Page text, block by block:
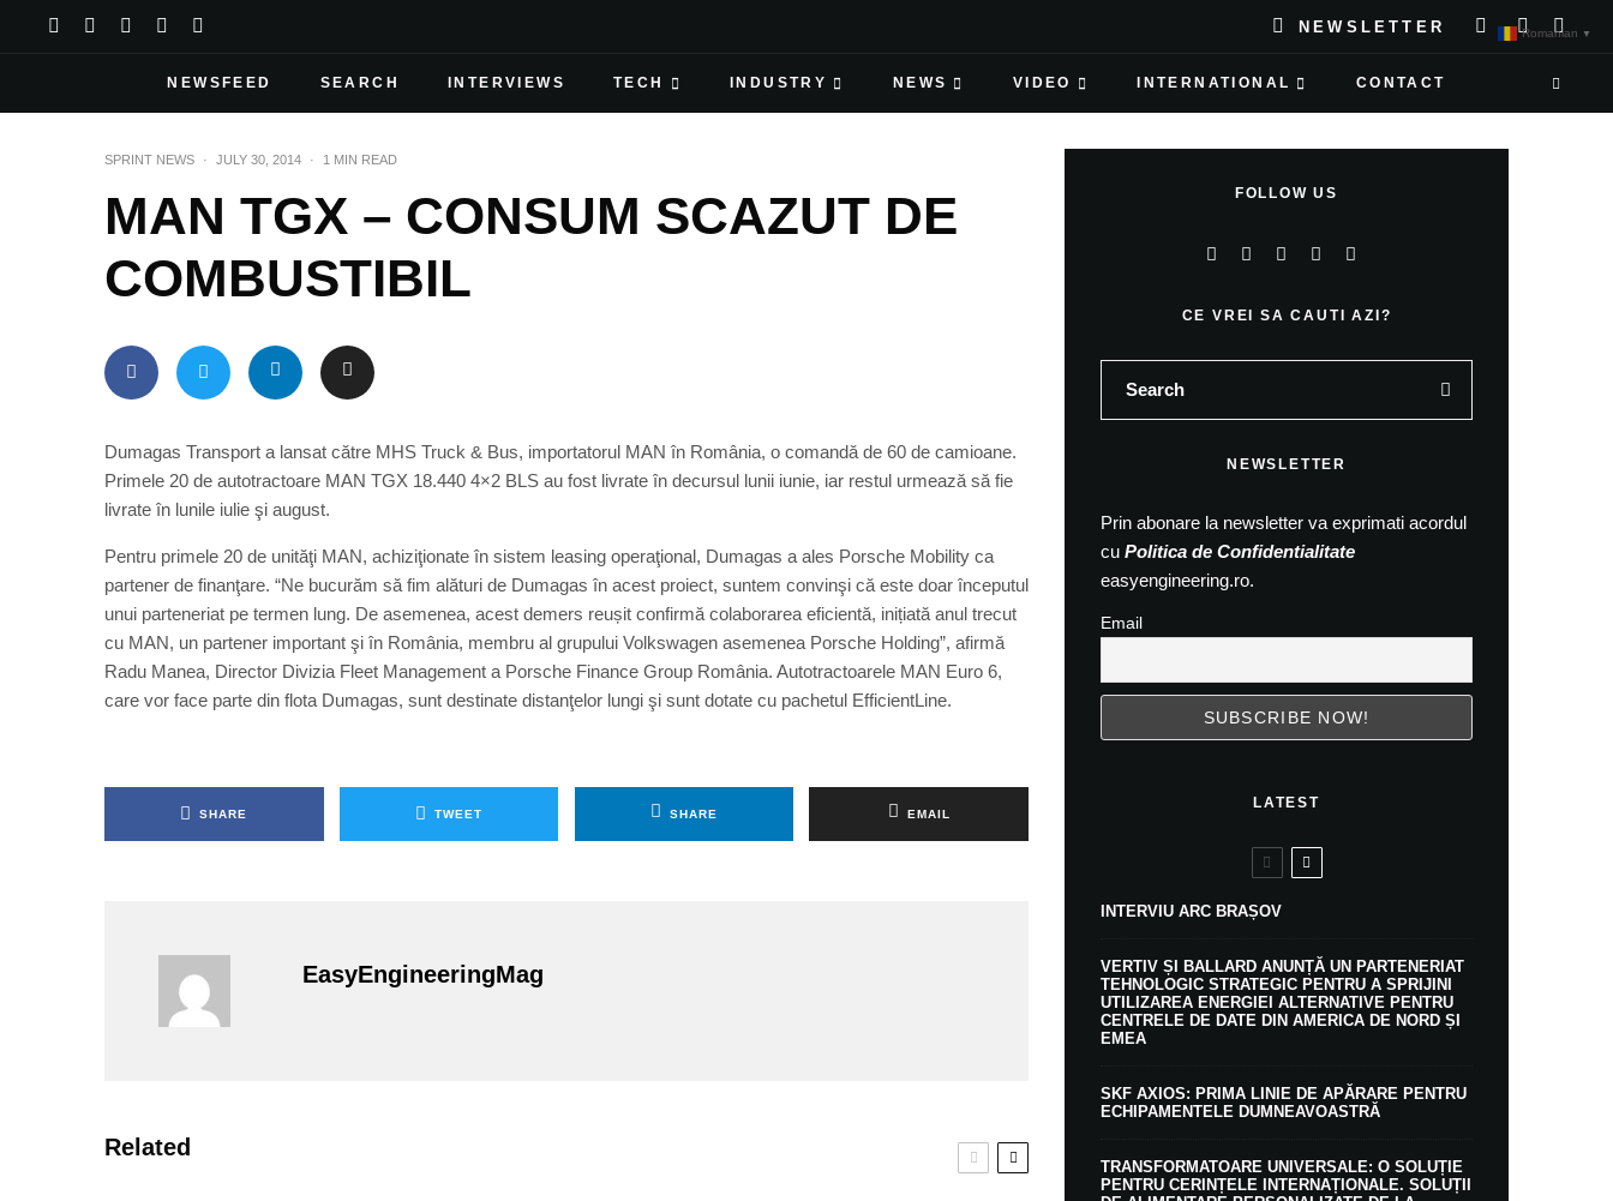
NEWSLETTER
NEWSFEED SEARCH INTERVIEWS TECH INDUSTRY NEWS VIDEO INTERNATIONAL CONTACT
SPRINT NEWS · JULY 30, 2014 · 1 MIN READ
MAN TGX – CONSUM SCAZUT DE
COMBUSTIBIL
Dumagas Transport a lansat către MHS Truck & Bus, importatorul MAN în România, o comandă de 60 de camioane.
Primele 20 de autotractoare MAN TGX 18.440 4×2 BLS au fost livrate în decursul lunii iunie, iar restul urmează să fie
livrate în lunile iulie şi august.
Pentru primele 20 de unităţi MAN, achiziţionate în sistem leasing operaţional, Dumagas a ales Porsche Mobility ca
partener de finanţare. “Ne bucurăm să fim alături de Dumagas în acest proiect, suntem convinşi că este doar începutul
unui parteneriat pe termen lung. De asemenea, acest demers reușit confirmă colaborarea eficientă, inițiată anul trecut
cu MAN, un partener important şi în România, membru al grupului Volkswagen asemenea Porsche Holding”, afirmă
Radu Manea, Director Divizia Fleet Management a Porsche Finance Group România. Autotractoarele MAN Euro 6,
care vor face parte din flota Dumagas, sunt destinate distanţelor lungi şi sunt dotate cu pachetul EfficientLine.
SHARE TWEET SHARE EMAIL
EasyEngineeringMag
Related
FOLLOW US
CE VREI SA CAUTI AZI?
NEWSLETTER
Prin abonare la newsletter va exprimati acordul
cu Politica de Confidentialitate
easyengineering.ro.
Email
LATEST
INTERVIU ARC BRAȘOV
VERTIV ȘI BALLARD ANUNȚĂ UN PARTENERIAT
TEHNOLOGIC STRATEGIC PENTRU A SPRIJINI
UTILIZAREA ENERGIEI ALTERNATIVE PENTRU
CENTRELE DE DATE DIN AMERICA DE NORD ȘI
EMEA
SKF AXIOS: PRIMA LINIE DE APĂRARE PENTRU
ECHIPAMENTELE DUMNEAVOASTRĂ
TRANSFORMATOARE UNIVERSALE: O SOLUȚIE
PENTRU CERINȚELE INTERNAȚIONALE. SOLUȚII
Romanian ▼